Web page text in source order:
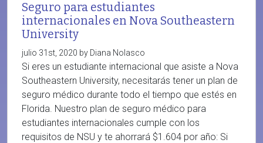
Seguro para estudiantes
internacionales en Nova Southeastern
University
julio 31st, 2020 by Diana Nolasco
Si eres un estudiante internacional que asiste a Nova
Southeastern University, necesitarás tener un plan de
seguro médico durante todo el tiempo que estés en
Florida. Nuestro plan de seguro médico para
estudiantes internacionales cumple con los
requisitos de NSU y te ahorrará $1.604 por año: Si